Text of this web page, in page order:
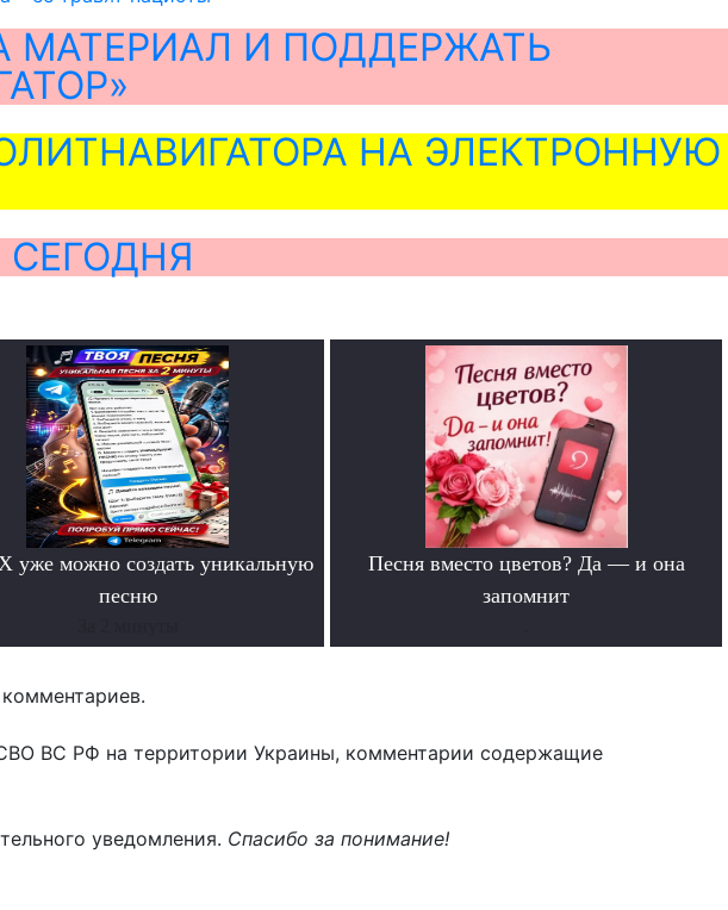
МАТЕРИАЛ И ПОДДЕРЖАТЬ
НА ЭЛЕКТРОННУЮ
уже можно создать уникальную
песню
Песня вместо цветов? Да — и она
запомнит
ВС РФ на территории Украины, комментарии содержащие
уведомления. Спасибо за понимание!